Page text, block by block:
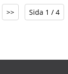
>> Sida 1 / 4